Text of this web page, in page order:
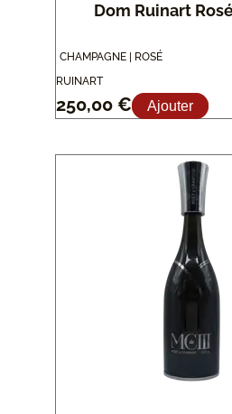
Dom Ruinart
CHAMPAGNE | ROSÉ
RUINART
250,00 € Ajouter